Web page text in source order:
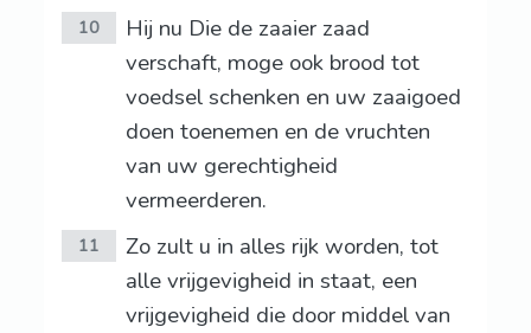
10
Hij nu Die de zaaier zaad
verschaft, moge ook brood tot
voedsel schenken en uw zaaigoed
doen toenemen en de vruchten
van uw gerechtigheid
vermeerderen.
11
Zo zult u in alles rijk worden, tot
alle vrijgevigheid in staat, een
vrijgevigheid die door middel van